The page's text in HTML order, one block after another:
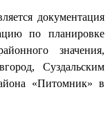
документация
по планировке
значения,
Суздальским
«Питомник» в